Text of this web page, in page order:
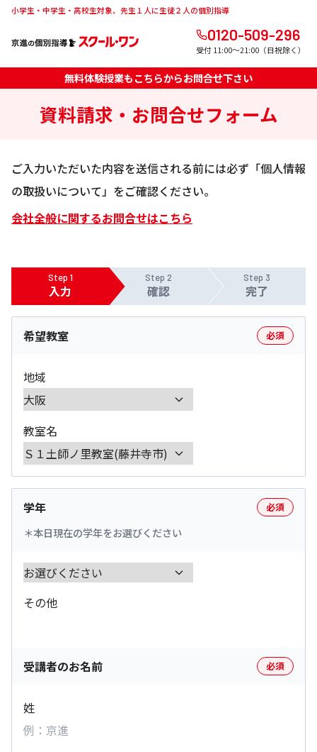
小学生・中学生・高校生対象、先生１人に生徒２人の個別指導
0120-509-296
受付 11:00～21:00（日祝除く）
資料請求・お問合せフォーム
無料体験授業もこちらからお問合せ下さい
ご入力いただいた内容を送信される前には必ず「個人情報
の取扱いについて」をご確認ください。
会社全般に関するお問合せはこちら
Step 1
入力
Step 2
確認
Step 3
完了
希望教室 必須
地域
教室名
学年 必須
本日現在の学年をお選びください
その他
受講者のお名前 必須
姓